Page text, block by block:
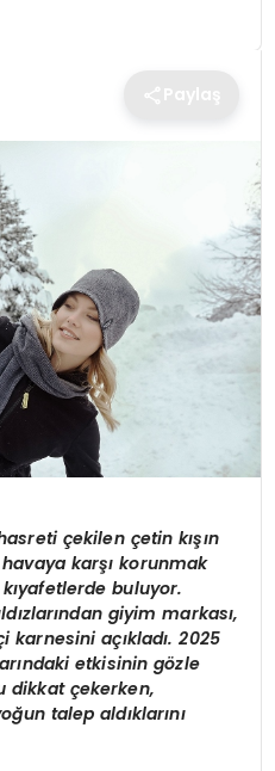
çekilen çetin kışın
karşı korunmak
ıyafetlerde buluyor.
giyim markası,
açıkladı. 2025
etkisinin gözle
dikkat çekerken,
talep aldıklarını